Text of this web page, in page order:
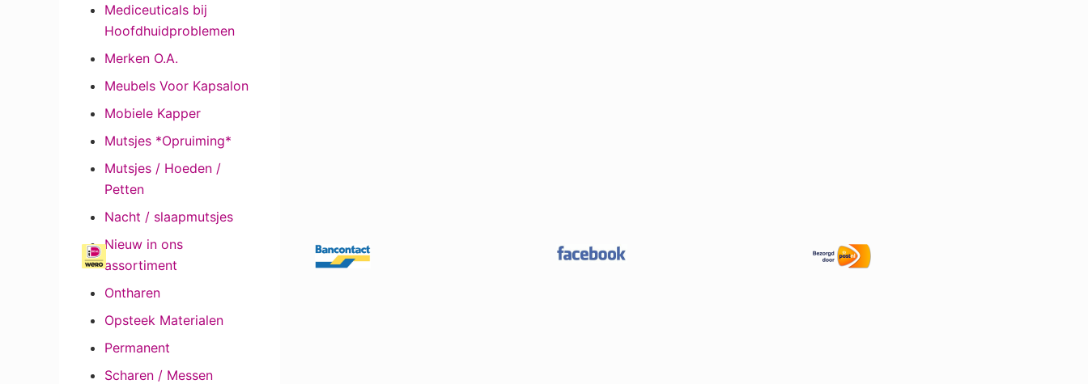
Mediceuticals bij
Hoofdhuidproblemen
Merken O.A.
Meubels Voor Kapsalon
Mobiele Kapper
Mutsjes *Opruiming*
Mutsjes / Hoeden /
Petten
Nacht / slaapmutsjes
Nieuw in ons
assortiment
Ontharen
Opsteek Materialen
Permanent
Scharen / Messen